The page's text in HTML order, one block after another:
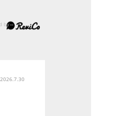
2026.7.30